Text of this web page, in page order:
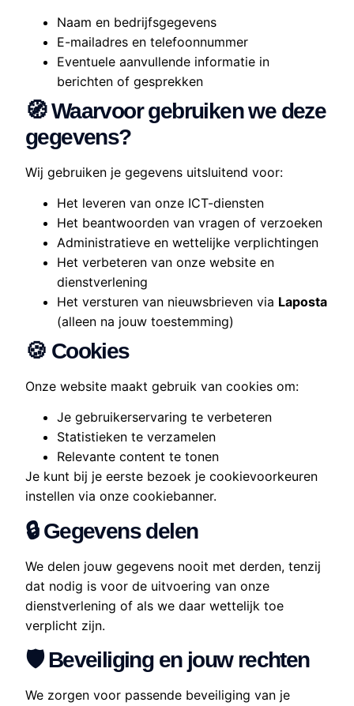
Naam en bedrijfsgegevens
E-mailadres en telefoonnummer
Eventuele aanvullende informatie in
berichten of gesprekken
🧭 Waarvoor gebruiken we deze
gegevens?
Wij gebruiken je gegevens uitsluitend voor:
Het leveren van onze ICT-diensten
Het beantwoorden van vragen of verzoeken
Administratieve en wettelijke verplichtingen
Het verbeteren van onze website en
dienstverlening
Het versturen van nieuwsbrieven via Laposta
(alleen na jouw toestemming)
🍪 Cookies
Onze website maakt gebruik van cookies om:
Je gebruikerservaring te verbeteren
Statistieken te verzamelen
Relevante content te tonen
Je kunt bij je eerste bezoek je cookievoorkeuren
instellen via onze cookiebanner.
🔒 Gegevens delen
We delen jouw gegevens nooit met derden, tenzij
dat nodig is voor de uitvoering van onze
dienstverlening of als we daar wettelijk toe
verplicht zijn.
🛡️ Beveiliging en jouw rechten
We zorgen voor passende beveiliging van je